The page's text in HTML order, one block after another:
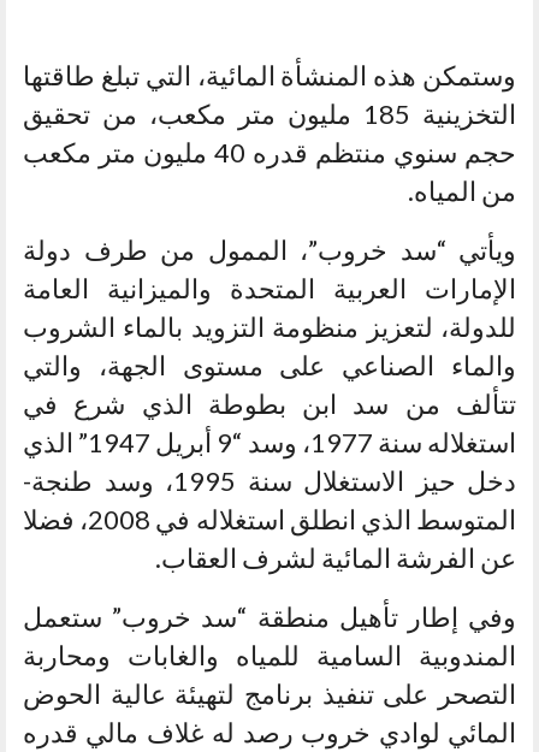
وستمكن هذه المنشأة المائية، التي تبلغ طاقتها
التخزينية 185 مليون متر مكعب، من تحقيق
حجم سنوي منتظم قدره 40 مليون متر مكعب
من المياه.
ويأتي “سد خروب”، الممول من طرف دولة
الإمارات العربية المتحدة والميزانية العامة
للدولة، لتعزيز منظومة التزويد بالماء الشروب
والماء الصناعي على مستوى الجهة، والتي
تتألف من سد ابن بطوطة الذي شرع في
استغلاله سنة 1977، وسد “9 أبريل 1947” الذي
دخل حيز الاستغلال سنة 1995، وسد طنجة-
المتوسط الذي انطلق استغلاله في 2008، فضلا
عن الفرشة المائية لشرف العقاب.
وفي إطار تأهيل منطقة “سد خروب” ستعمل
المندوبية السامية للمياه والغابات ومحاربة
التصحر على تنفيذ برنامج لتهيئة عالية الحوض
المائي لوادي خروب رصد له غلاف مالي قدره